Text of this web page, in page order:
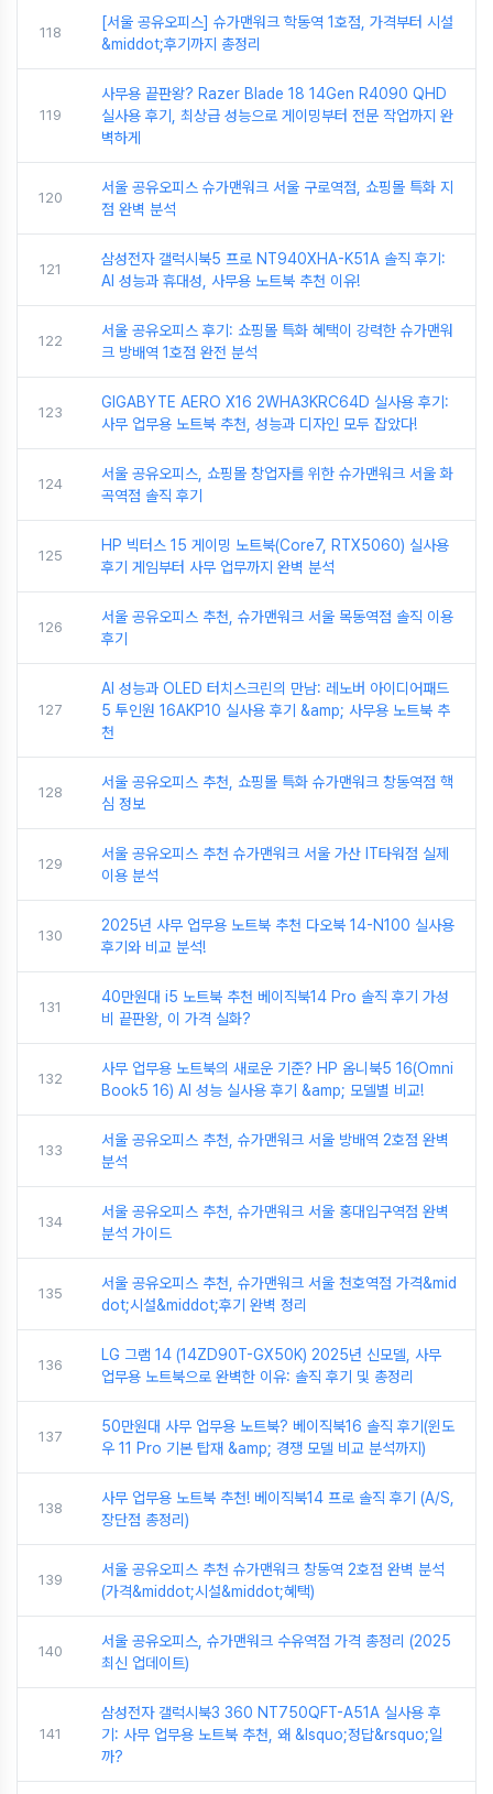
118
[서울 공유오피스] 슈가맨워크 학동역 1호점, 가격부터 시설
&middot;후기까지 총정리
119
사무용 끝판왕? Razer Blade 18 14Gen R4090 QHD
실사용 후기, 최상급 성능으로 게이밍부터 전문 작업까지 완
벽하게
120
서울 공유오피스 슈가맨워크 서울 구로역점, 쇼핑몰 특화 지
점 완벽 분석
121
삼성전자 갤럭시북5 프로 NT940XHA-K51A 솔직 후기:
AI 성능과 휴대성, 사무용 노트북 추천 이유!
122
서울 공유오피스 후기: 쇼핑몰 특화 혜택이 강력한 슈가맨워
크 방배역 1호점 완전 분석
123
GIGABYTE AERO X16 2WHA3KRC64D 실사용 후기:
사무 업무용 노트북 추천, 성능과 디자인 모두 잡았다!
124
서울 공유오피스, 쇼핑몰 창업자를 위한 슈가맨워크 서울 화
곡역점 솔직 후기
125
HP 빅터스 15 게이밍 노트북(Core7, RTX5060) 실사용
후기 게임부터 사무 업무까지 완벽 분석
126
서울 공유오피스 추천, 슈가맨워크 서울 목동역점 솔직 이용
후기
127
AI 성능과 OLED 터치스크린의 만남: 레노버 아이디어패드
5 투인원 16AKP10 실사용 후기 &amp; 사무용 노트북 추
천
128
서울 공유오피스 추천, 쇼핑몰 특화 슈가맨워크 창동역점 핵
심 정보
129
서울 공유오피스 추천 슈가맨워크 서울 가산 IT타워점 실제
이용 분석
130
2025년 사무 업무용 노트북 추천 다오북 14-N100 실사용
후기와 비교 분석!
131
40만원대 i5 노트북 추천 베이직북14 Pro 솔직 후기 가성
비 끝판왕, 이 가격 실화?
132
사무 업무용 노트북의 새로운 기준? HP 옴니북5 16(Omni
Book5 16) AI 성능 실사용 후기 &amp; 모델별 비교!
133
서울 공유오피스 추천, 슈가맨워크 서울 방배역 2호점 완벽
분석
134
서울 공유오피스 추천, 슈가맨워크 서울 홍대입구역점 완벽
분석 가이드
135
서울 공유오피스 추천, 슈가맨워크 서울 천호역점 가격&mid
dot;시설&middot;후기 완벽 정리
136
LG 그램 14 (14ZD90T-GX50K) 2025년 신모델, 사무
업무용 노트북으로 완벽한 이유: 솔직 후기 및 총정리
137
50만원대 사무 업무용 노트북? 베이직북16 솔직 후기(윈도
우 11 Pro 기본 탑재 &amp; 경쟁 모델 비교 분석까지)
138
사무 업무용 노트북 추천! 베이직북14 프로 솔직 후기 (A/S,
장단점 총정리)
139
서울 공유오피스 추천 슈가맨워크 창동역 2호점 완벽 분석
(가격&middot;시설&middot;혜택)
140
서울 공유오피스, 슈가맨워크 수유역점 가격 총정리 (2025
최신 업데이트)
141
삼성전자 갤럭시북3 360 NT750QFT-A51A 실사용 후
기: 사무 업무용 노트북 추천, 왜 &lsquo;정답&rsquo;일
까?